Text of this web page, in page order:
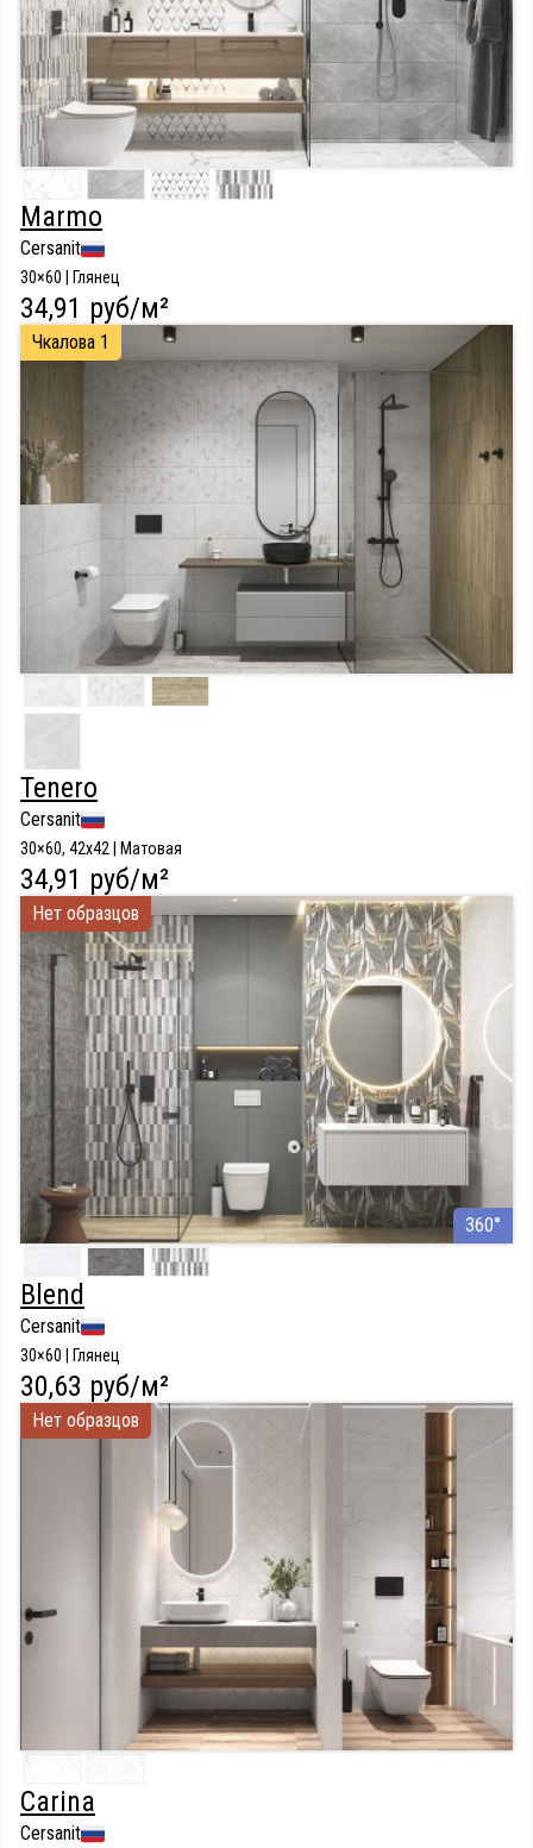
Marmo
Cersanit
30×60 | Глянец
34,91 руб/м²
Чкалова 1
Tenero
Cersanit
30×60, 42x42 | Матовая
34,91 руб/м²
Нет образцов
360°
Blend
Cersanit
30×60 | Глянец
30,63 руб/м²
Нет образцов
Carina
Cersanit